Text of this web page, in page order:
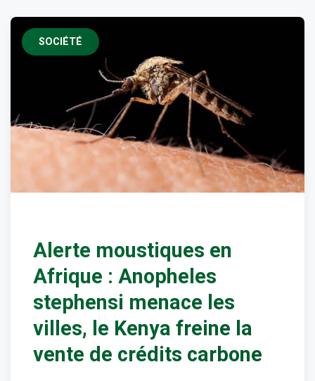
SOCIÉTÉ
Alerte moustiques en
Afrique : Anopheles
stephensi menace les
villes, le Kenya freine la
vente de crédits carbone